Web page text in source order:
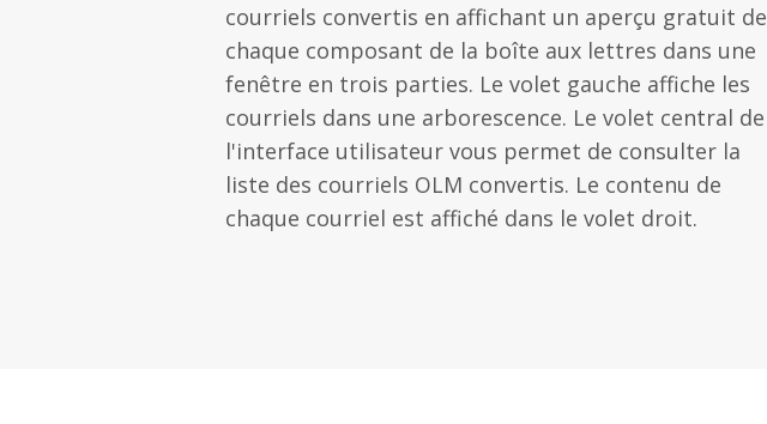
courriels convertis en affichant un aperçu gratuit de
chaque composant de la boîte aux lettres dans une
fenêtre en trois parties. Le volet gauche affiche les
courriels dans une arborescence. Le volet central de
l'interface utilisateur vous permet de consulter la
liste des courriels OLM convertis. Le contenu de
chaque courriel est affiché dans le volet droit.